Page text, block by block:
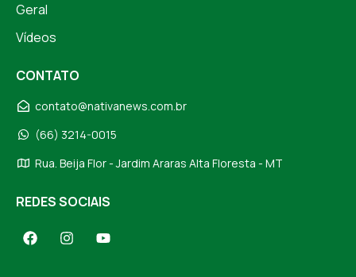
Geral
Vídeos
CONTATO
contato@nativanews.com.br
(66) 3214-0015
Rua. Beija Flor - Jardim Araras Alta Floresta - MT
REDES SOCIAIS